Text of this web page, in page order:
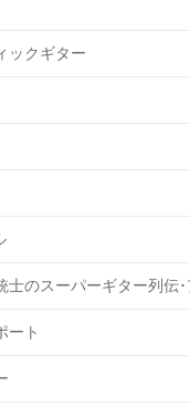
ックギター
士のスーパーギター列伝
ート